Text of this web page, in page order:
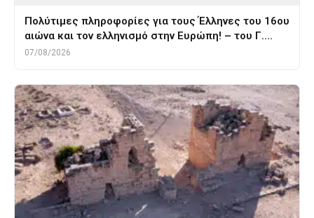
Πολύτιμες πληροφορίες για τους Έλληνες του 16ου
αιώνα και τον ελληνισμό στην Ευρώπη! – του Γ.…
07/08/2026